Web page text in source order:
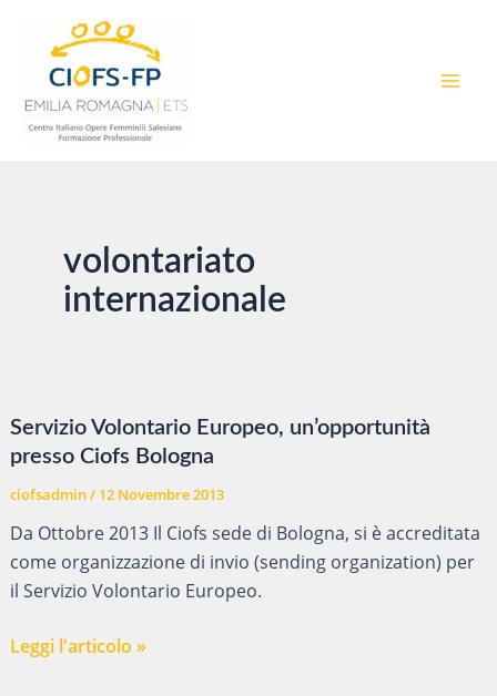
contenuto
volontariato
internazionale
Servizio Volontario Europeo, un’opportunità
presso Ciofs Bologna
ciofsadmin/ 12 Novembre 2013
Da Ottobre 2013 Il Ciofs sede di Bologna, si è accreditata
come organizzazione di invio (sending organization) per
il Servizio Volontario Europeo.
Servizio
Leggi l'articolo »